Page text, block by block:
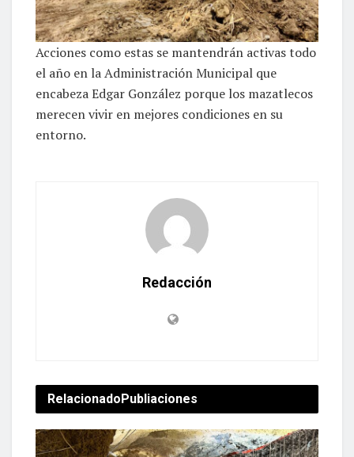
Acciones como estas se mantendrán activas todo
el año en la Administración Municipal que
encabeza Edgar González porque los mazatlecos
merecen vivir en mejores condiciones en su
entorno.
Redacción
Relacionado Publiaciones